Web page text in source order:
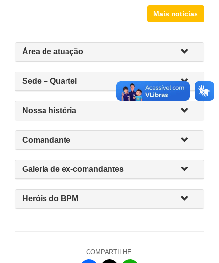
Mais notícias
Área de atuação
Sede – Quartel
Nossa história
Comandante
Galeria de ex-comandantes
Heróis do BPM
COMPARTILHE: